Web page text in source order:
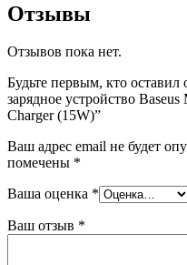
Отзывы
Отзывов пока нет.
Будьте первым, кто
зарядное устройство
Charger (15W)”
Ваш адрес email не будет
помечены *
Ваша оценка *
Ваш отзыв *